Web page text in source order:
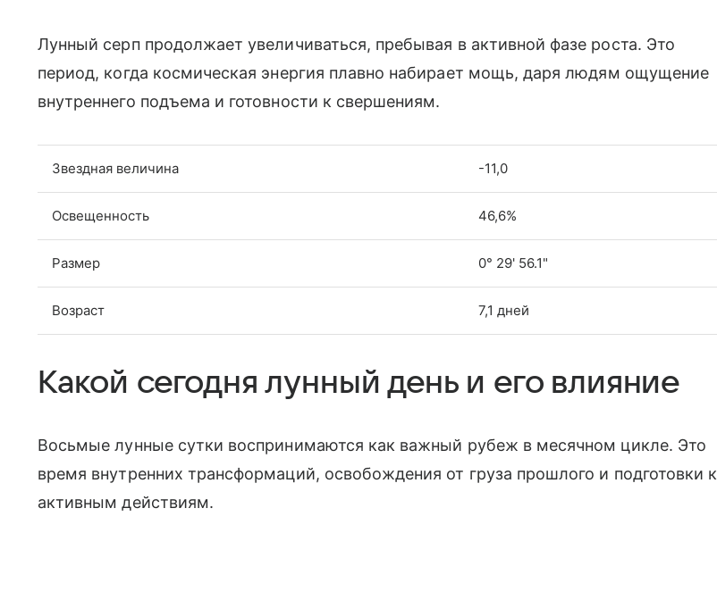
Лунный серп продолжает увеличиваться, пребывая в активной фазе роста. Это
период, когда космическая энергия плавно набирает мощь, даря людям ощущение
внутреннего подъема и готовности к свершениям.
Звездная величина -11,0
Освещенность 46,6%
Размер 0° 29' 56.1"
Возраст 7,1 дней
Какой сегодня лунный день и его влияние
Восьмые лунные сутки воспринимаются как важный рубеж в месячном цикле. Это
время внутренних трансформаций, освобождения от груза прошлого и подготовки к
активным действиям.